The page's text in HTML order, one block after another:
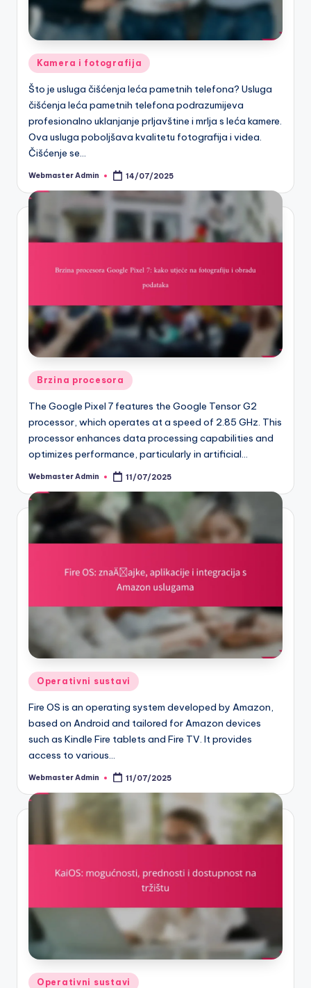
Posted
Kamera i fotografija
Što je usluga čišćenja leća pametnih telefona? Usluga
čišćenja leća pametnih telefona podrazumijeva
profesionalno uklanjanje prljavštine i mrlja s leća kamere.
Ova usluga poboljšava kvalitetu fotografija i videa.
Čišćenje se…
Posted
Webmaster Admin 14/07/2025
Posted
in
Brzina procesora
The Google Pixel 7 features the Google Tensor G2
processor, which operates at a speed of 2.85 GHz. This
processor enhances data processing capabilities and
optimizes performance, particularly in artificial…
Posted
Webmaster Admin 11/07/2025
Posted
in
Operativni sustavi
Fire OS is an operating system developed by Amazon,
based on Android and tailored for Amazon devices
such as Kindle Fire tablets and Fire TV. It provides
access to various…
Posted
Webmaster Admin 11/07/2025
Posted
Operativni sustavi